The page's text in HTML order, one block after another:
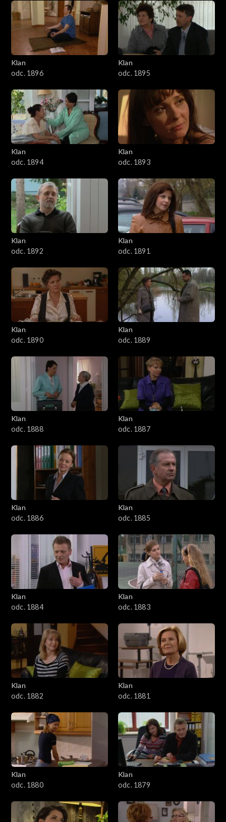
3901–4000
3801–3900
3701–3800
3601–3700
3501–3600
3401–3500
3201–3300
3101–3200
3001–3100
2901–3000
2801–2900
2701–2800
2501–2600
2401–2500
2301–2400
2201–2300
2101–2200
2001–2100
1901–2000
1801–1900
1701–1800
1601–1700
1501–1600
1401–1500
1301–1400
1201–1300
1101–1200
1001–1100
901–1000
801–900
Klan
odc. 1896
Klan
odc. 1895
Klan
odc. 1894
Klan
odc. 1893
Klan
odc. 1892
Klan
odc. 1891
Klan
odc. 1890
Klan
odc. 1889
Klan
odc. 1888
Klan
odc. 1887
Klan
odc. 1886
Klan
odc. 1885
Klan
odc. 1884
Klan
odc. 1883
Klan
odc. 1882
Klan
odc. 1881
Klan
odc. 1880
Klan
odc. 1879